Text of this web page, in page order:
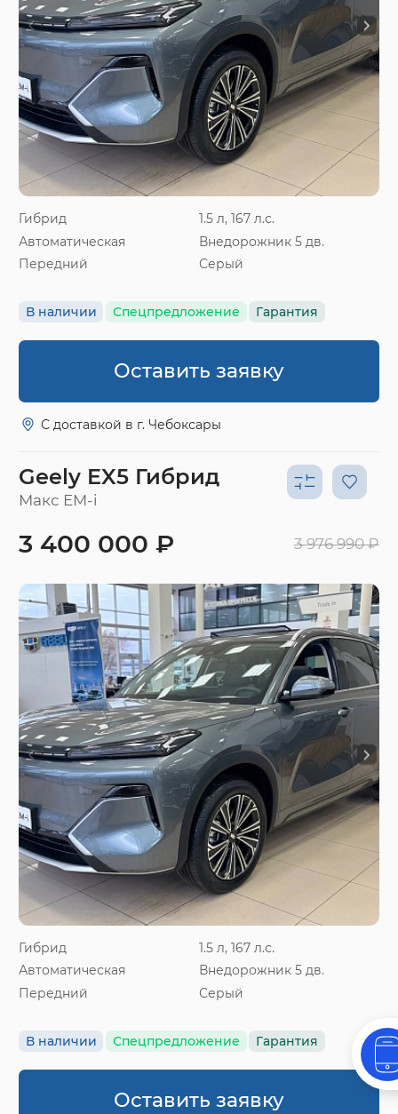
Гибрид
1.5 л, 167 л.с.
Автоматическая
Внедорожник 5 дв.
Передний
Серый
В наличии Спецпредложение Гарантия
Оставить заявку
С доставкой в г. Чебоксары
Geely EX5 Гибрид
Макс EM-i
Гибрид
1.5 л, 167 л.с.
Автоматическая
Внедорожник 5 дв.
Передний
Серый
В наличии Спецпредложение Гарантия
3 400 000 ₽ 3 976 990 ₽
Оставить заявку